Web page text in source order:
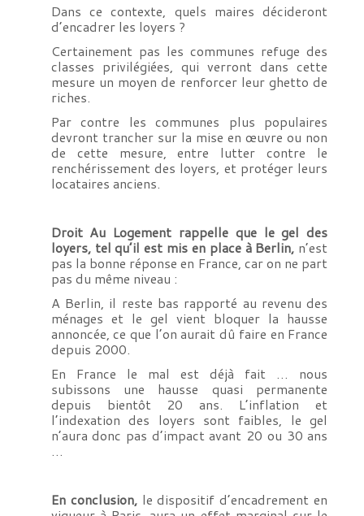
Dans ce contexte, quels maires décideront
d’encadrer les loyers ?
Certainement pas les communes refuge des
classes privilégiées, qui verront dans cette
mesure un moyen de renforcer leur ghetto de
riches.
Par contre les communes plus populaires
devront trancher sur la mise en œuvre ou non
de cette mesure, entre lutter contre le
renchérissement des loyers, et protéger leurs
locataires anciens.
Droit Au Logement rappelle que le gel des
loyers, tel qu’il est mis en place à Berlin, n’est
pas la bonne réponse en France, car on ne part
pas du même niveau :
A Berlin, il reste bas rapporté au revenu des
ménages et le gel vient bloquer la hausse
annoncée, ce que l’on aurait dû faire en France
depuis 2000.
En France le mal est déjà fait … nous
subissons une hausse quasi permanente
depuis bientôt 20 ans. L’inflation et
l’indexation des loyers sont faibles, le gel
n’aura donc pas d’impact avant 20 ou 30 ans
En conclusion,le dispositif d’encadrement en